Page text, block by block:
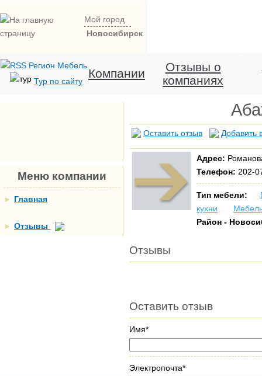
Мой город
Новосибирск
Тур по сайту
Компании
Отзывы о
компаниях
Меню компании
► Главная
► Отзывы
Оставить отзыв Добавить
Адрес:
Телефон: 202-
Тип мебели:
кухни
Район -
Отзывы
Оставить отзыв
Имя*
Электропочта*